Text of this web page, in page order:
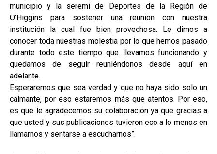
municipio y la seremi de Deportes de la Región de
O'Higgins para sostener una reunión con nuestra
institución la cual fue bien provechosa. Le dimos a
conocer toda nuestras molestia por lo que hemos pasado
durante todo este tiempo que llevamos funcionando y
quedamos de seguir reuniéndonos desde aquí en
adelante.
Esperaremos que sea verdad y que no haya sido solo un
calmante, por eso estaremos más que atentos. Por eso,
es que le agradecemos su colaboración ya que gracias a
que usted y sus publicaciones tuvieron eco a lo menos en
llamarnos y sentarse a escucharnos”.